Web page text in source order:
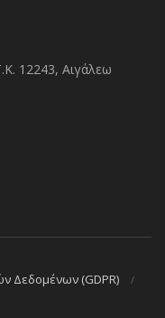
12243, Αιγάλεω
Δεδομένων (GDPR)